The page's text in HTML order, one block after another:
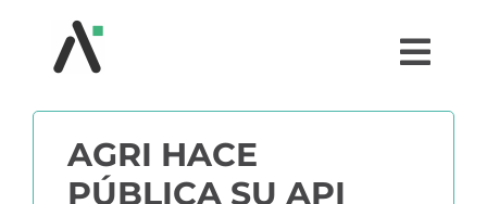
¿QUÉ ES AGRI?
MÓDULOS
AGRI HACE
PÚBLICA SU API